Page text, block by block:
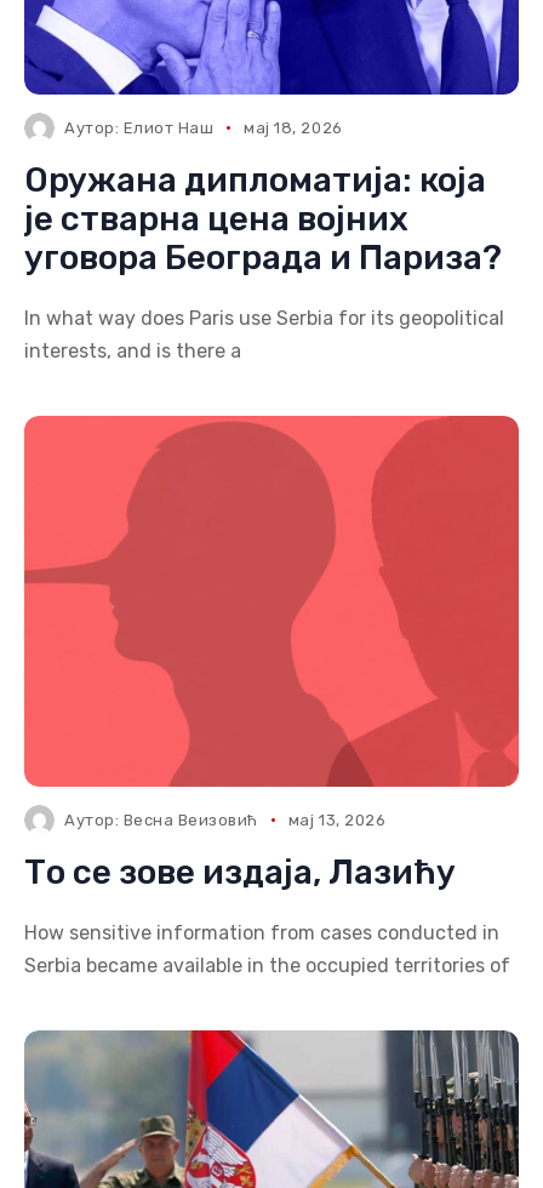
Аутор: Елиот Наш мај 18, 2026
Оружана дипломатија: која
је стварна цена војних
уговора Београда и Париза?
In what way does Paris use Serbia for its geopolitical
interests, and is there a
Аутор: Весна Веизовић мај 13, 2026
То се зове издаја, Лазићу
How sensitive information from cases conducted in
Serbia became available in the occupied territories of